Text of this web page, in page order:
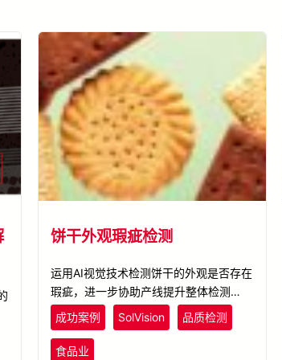
饼干外观瑕疵检测
运用AI视觉技术检测饼干的外观是否存在
瑕疵，进一步协助产线提升整体检测效
率。
成功案例 SolVision 品质检测
食品业